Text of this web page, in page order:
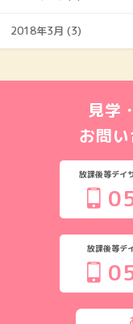
2018年3月 (3)
見学
お問
放課後等デイ
放課後等デ